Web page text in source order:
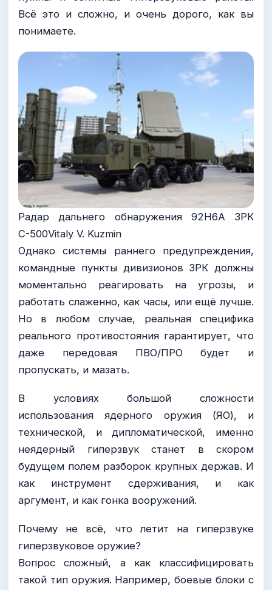
Всё это и сложно, и очень дорого, как вы
понимаете.
Радар дальнего обнаружения 92Н6А ЗРК
С-500Vitaly V. Kuzmin
Однако системы раннего предупреждения,
командные пункты дивизионов ЗРК должны
моментально реагировать на угрозы, и
работать слаженно, как часы, или ещё лучше.
Но в любом случае, реальная специфика
реального противостояния гарантирует, что
даже передовая ПВО/ПРО будет и
пропускать, и мазать.
В условиях большой сложности
использования ядерного оружия (ЯО), и
технической, и дипломатической, именно
неядерный гиперзвук станет в скором
будущем полем разборок крупных держав. И
как инструмент сдерживания, и как
аргумент, и как гонка вооружений.
Почему не всё, что летит на гиперзвуке
гиперзвуковое оружие?
Вопрос сложный, а как классифицировать
такой тип оружия. Например, боевые блоки с